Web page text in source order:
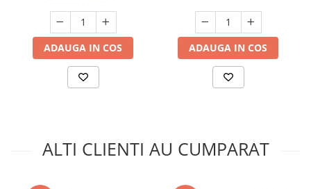
ADAUGA IN COS ADAUGA IN COS
ALTI CLIENTI AU CUMPARAT